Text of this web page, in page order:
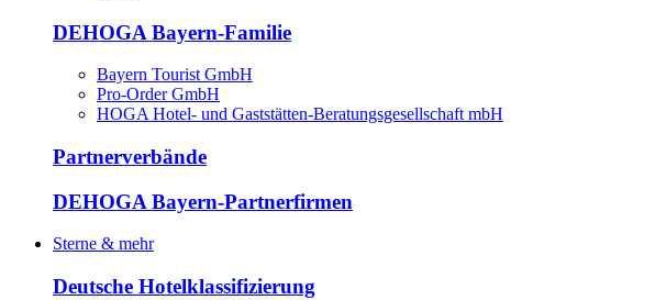
DEHOGA Bayern-Familie
Bayern Tourist GmbH
Pro-Order GmbH
HOGA Hotel- und Gaststätten-Beratungsgesellschaft mbH
Partnerverbände
DEHOGA Bayern-Partnerfirmen
Sterne & mehr
Deutsche Hotelklassifizierung